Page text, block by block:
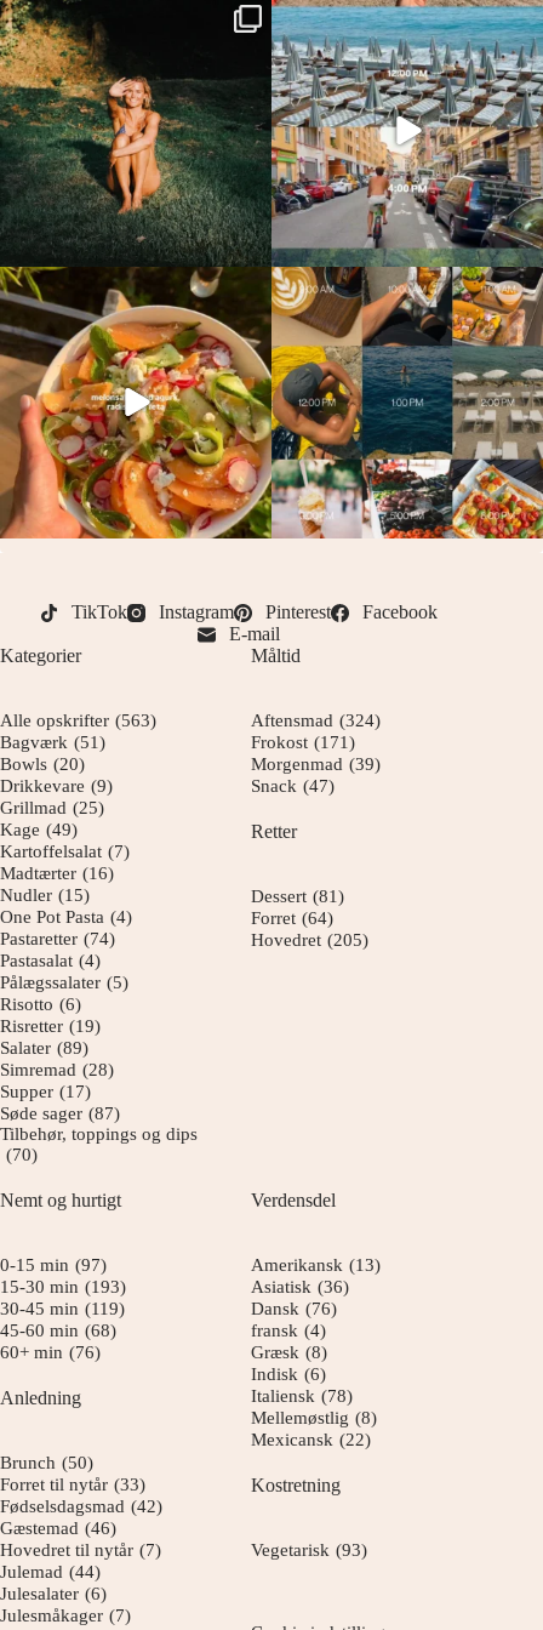
TikTok Instagram Pinterest
Facebook
E-mail
Kategorier
Alle opskrifter (563)
Bagværk (51)
Bowls (20)
Drikkevare (9)
Grillmad (25)
Kage (49)
Kartoffelsalat (7)
Madtærter (16)
Nudler (15)
One Pot Pasta (4)
Pastaretter (74)
Pastasalat (4)
Pålægssalater (5)
Risotto (6)
Risretter (19)
Salater (89)
Simremad (28)
Supper (17)
Søde sager (87)
Tilbehør, toppings og dips
(70)
Måltid
Aftensmad (324)
Frokost (171)
Morgenmad (39)
Snack (47)
Retter
Dessert (81)
Forret (64)
Hovedret (205)
Nemt og hurtigt
0-15 min (97)
15-30 min (193)
30-45 min (119)
45-60 min (68)
60+ min (76)
Anledning
Brunch (50)
Forret til nytår (33)
Fødselsdagsmad (42)
Gæstemad (46)
Hovedret til nytår (7)
Julemad (44)
Julesalater (6)
Julesmåkager (7)
Verdensdel
Amerikansk (13)
Asiatisk (36)
Dansk (76)
fransk (4)
Græsk (8)
Indisk (6)
Italiensk (78)
Mellemøstlig (8)
Mexicansk (22)
Kostretning
Vegetarisk (93)